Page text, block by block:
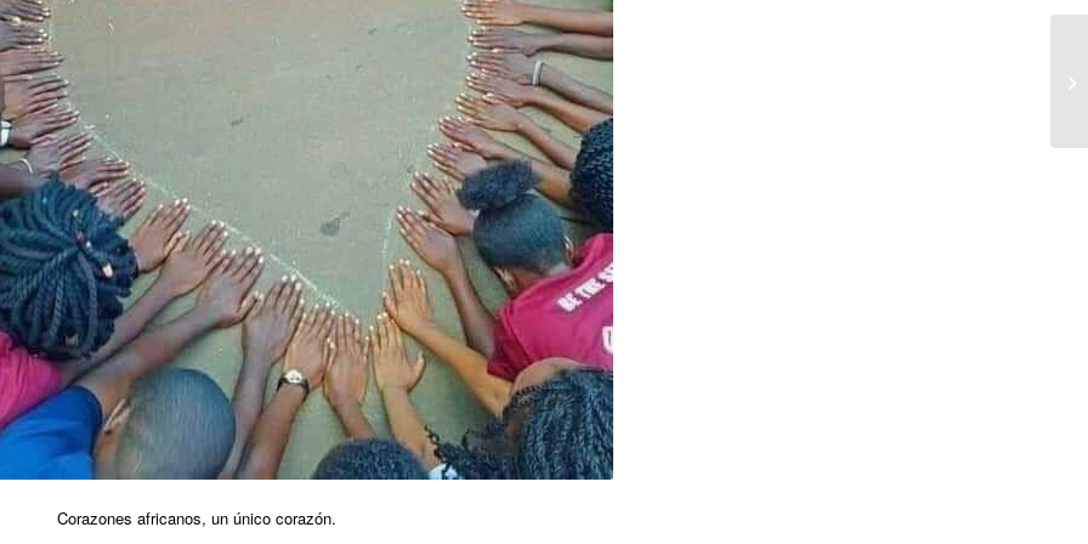
Corazones africanos, un único corazón.